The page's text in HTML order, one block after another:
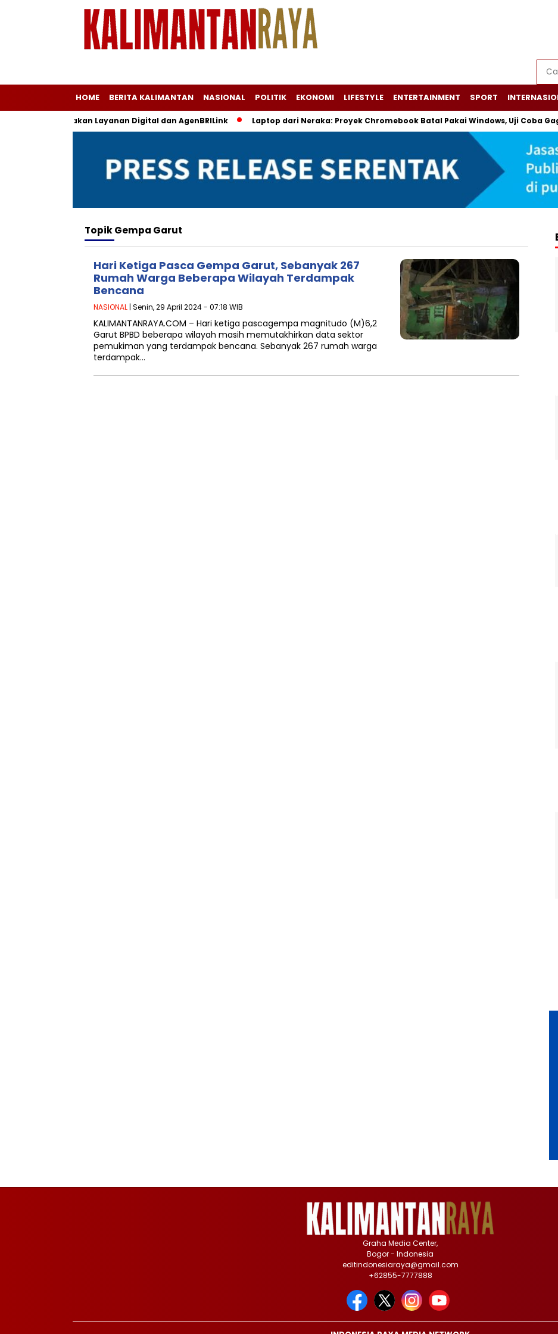
HOME BERITA KALIMANTAN NASIONAL POLITIK EKONOMI LIFESTYLE ENTERTAINMENT SPORT
BRI Siagakan Layanan Digital dan AgenBRILink Laptop dari Neraka: Proyek Chromebook Batal Pakai Windows, Uji Coba
TopikGempa Garut
Hari Ketiga Pasca Gempa Garut, Sebanyak 267
Rumah Warga Beberapa Wilayah Terdampak
Bencana
NASIONAL | Senin, 29 April 2024 - 07:18 WIB
KALIMANTANRAYA.COM – Hari ketiga pascagempa magnitudo (M)6,2
Garut BPBD beberapa wilayah masih memutakhirkan data sektor
pemukiman yang terdampak bencana. Sebanyak 267 rumah warga
terdampak…
Graha Media Center,
Bogor - Indonesia
editindonesiaraya@gmail.com
+62855-7777888